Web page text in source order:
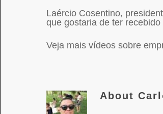
Laércio Cosentino,
que gostaria de ter
Veja mais vídeos sobre
About